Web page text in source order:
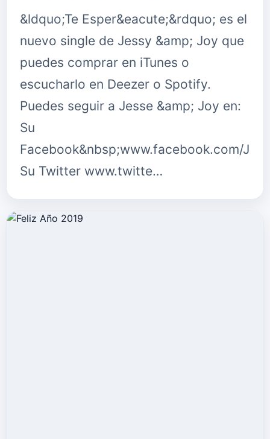
&ldquo;Te Esper&eacute;&rdquo; es el
nuevo single de Jessy &amp; Joy que
puedes comprar en iTunes o
escucharlo en Deezer o Spotify.
Puedes seguir a Jesse &amp; Joy en:
Su
Facebook&nbsp;www.facebook.com/
Su Twitter www.twitte…